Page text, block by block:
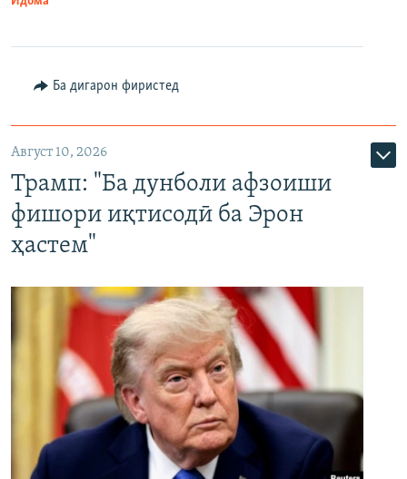
Ба дигарон фиристед
Август 10, 2026
Трамп: "Ба дунболи афзоиши
фишори иқтисодӣ ба Эрон
ҳастем"